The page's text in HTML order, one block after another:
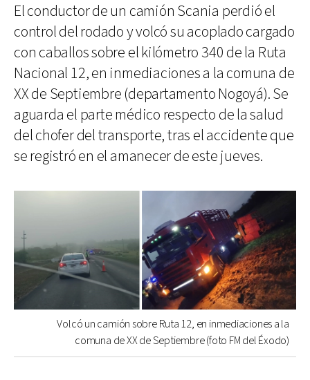
El conductor de un camión Scania perdió el
control del rodado y volcó su acoplado cargado
con caballos sobre el kilómetro 340 de la Ruta
Nacional 12, en inmediaciones a la comuna de
XX de Septiembre (departamento Nogoyá). Se
aguarda el parte médico respecto de la salud
del chofer del transporte, tras el accidente que
se registró en el amanecer de este jueves.
Volcó un camión sobre Ruta 12, en inmediaciones a la
comuna de XX de Septiembre (foto FM del Éxodo)